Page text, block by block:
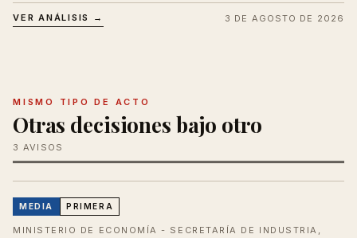
VER ANÁLISIS → 3 DE AGOSTO DE 2026
MISMO TIPO DE ACTO
Otras decisiones bajo otro
3 AVISOS
MEDIA PRIMERA
MINISTERIO DE ECONOMÍA - SECRETARÍA DE INDUSTRIA,